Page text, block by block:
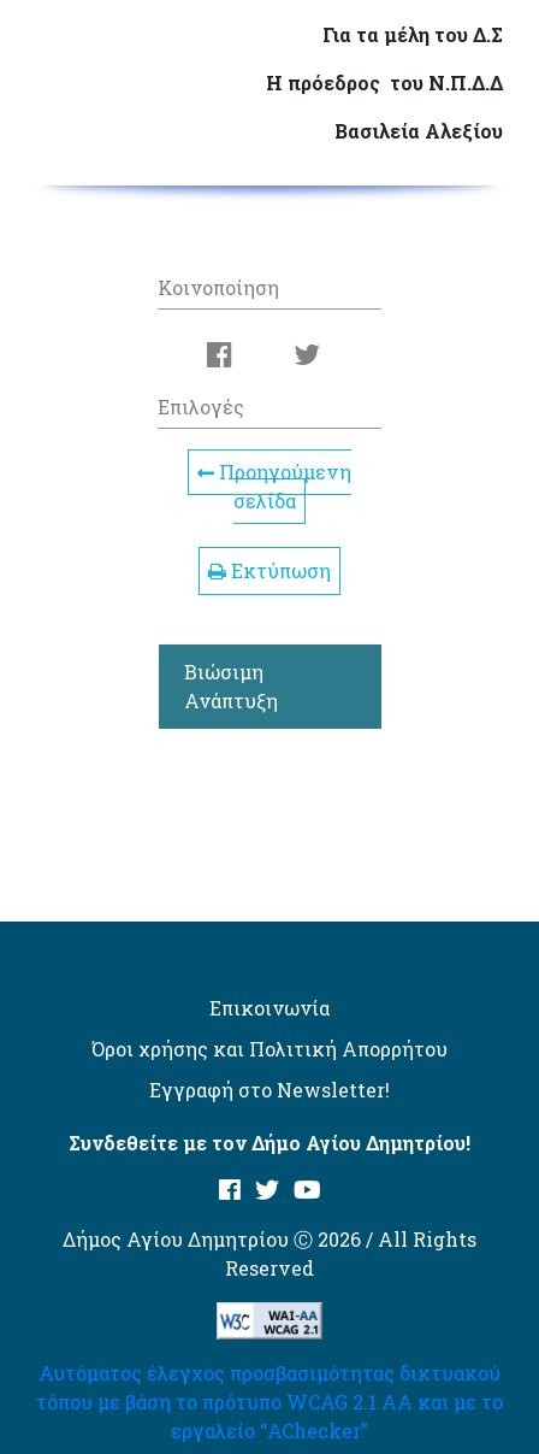
Για τα μέλη του Δ.Σ
Η πρόεδρος του Ν.Π.Δ.Δ
Βασιλεία Αλεξίου
Κοινοποίηση
Επιλογές
Προηγούμενη
σελίδα
Εκτύπωση
Βιώσιμη
Ανάπτυξη
Επικοινωνία
Όροι χρήσης και Πολιτική Απορρήτου
Εγγραφή στο Newsletter!
Συνδεθείτε με τον Δήμο Αγίου Δημητρίου!
Δήμος Αγίου Δημητρίου Ⓒ 2026 / All Rights
Reserved
Αυτόματος έλεγχος προσβασιμότητας δικτυακού
τόπου με βάση το πρότυπο WCAG 2.1 AA και με το
εργαλείο “AChecker”